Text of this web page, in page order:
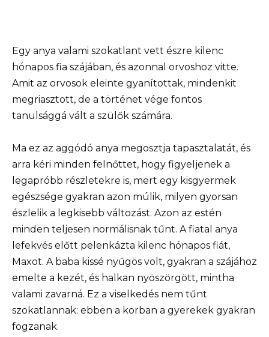
Egy anya valami szokatlant vett észre kilenc
hónapos fia szájában, és azonnal orvoshoz vitte.
Amit az orvosok eleinte gyanítottak, mindenkit
megriasztott, de a történet vége fontos
tanulsággá vált a szülők számára.
Ma ez az aggódó anya megosztja tapasztalatát, és
arra kéri minden felnőttet, hogy figyeljenek a
legapróbb részletekre is, mert egy kisgyermek
egészsége gyakran azon múlik, milyen gyorsan
észlelik a legkisebb változást. Azon az estén
minden teljesen normálisnak tűnt. A fiatal anya
lefekvés előtt pelenkázta kilenc hónapos fiát,
Maxot. A baba kissé nyűgös volt, gyakran a szájához
emelte a kezét, és halkan nyöszörgött, mintha
valami zavarná. Ez a viselkedés nem tűnt
szokatlannak: ebben a korban a gyerekek gyakran
fogzanak.